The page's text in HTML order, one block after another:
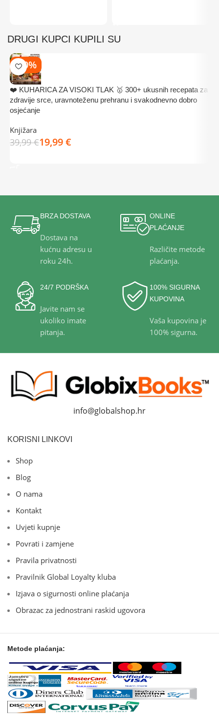
DRUGI KUPCI KUPILI SU
-50%
❤️ KUHARICA ZA VISOKI TLAK 🥇 300+ ukusnih recepata za
zdravije srce, uravnoteženu prehranu i svakodnevno dobro
osjećanje
Knjižara
39,99€19,99€
BRZA DOSTAVA
Dostava na
kućnu adresu u
roku 24h.
ONLINE
PLAĆANJE
Različite metode
plaćanja.
24/7 PODRŠKA
Javite nam se
ukoliko imate
pitanja.
100% SIGURNA
KUPOVINA
Vaša kupovina je
100% sigurna.
info@globalshop.hr
KORISNI LINKOVI
Shop
Blog
O nama
Kontakt
Uvjeti kupnje
Povrati i zamjene
Pravila privatnosti
Pravilnik Global Loyalty kluba
Izjava o sigurnosti online plaćanja
Obrazac za jednostrani raskid ugovora
Metode plaćanja: